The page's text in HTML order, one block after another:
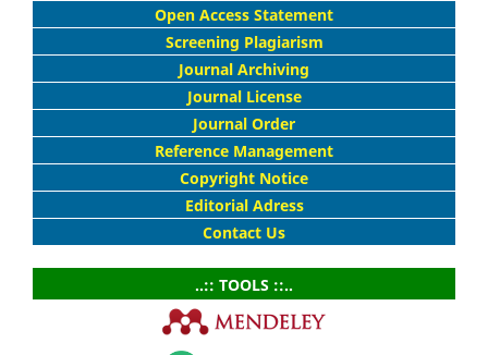
Open Access Statement
Screening Plagiarism
Journal Archiving
Journal License
Journal Order
Reference Management
Copyright Notice
Editorial Adress
Contact Us
..:: TOOLS ::..